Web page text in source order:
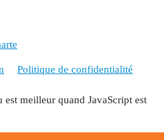
Politique de confidentialité
est meilleur quand JavaScript est